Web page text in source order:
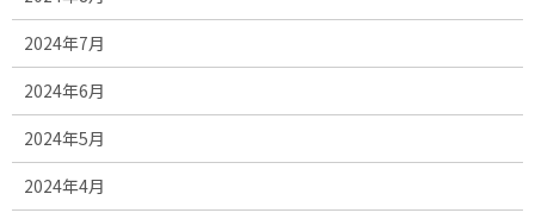
2024年7月
2024年6月
2024年5月
2024年4月